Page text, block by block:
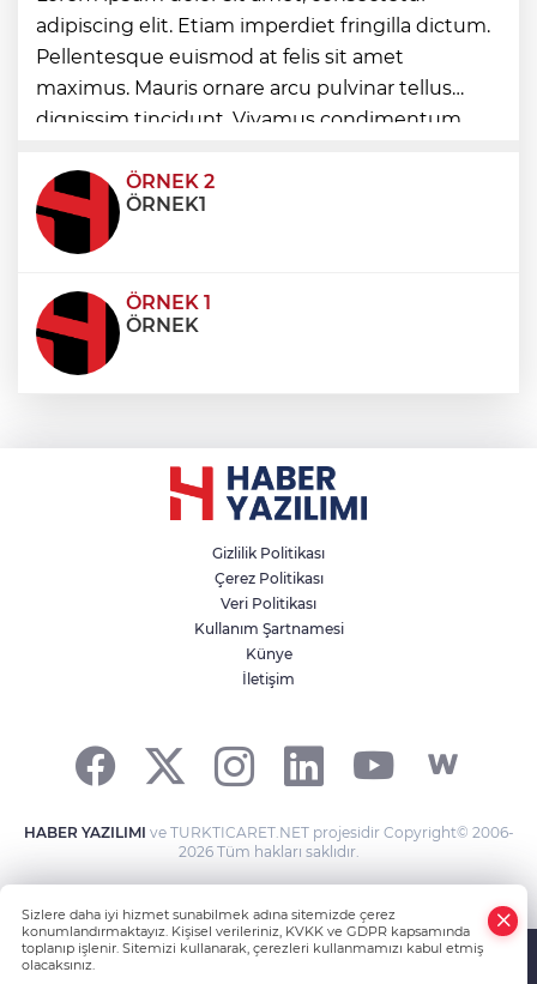
Akyazı’da sürdü
Yuntdağı’nın 10 kilometrelik yolunda
konfor çalışması
adipiscing elit. Etiam imperdiet fringilla dictum.
Pellentesque euismod at felis sit amet
maximus. Mauris ornare arcu pulvinar tellus
dignissim tincidunt. Vivamus condimentum
condimentum eros et, faucibus sapien. Praese
ÖRNEK 2
ÖRNEK1
ÖRNEK 1
ÖRNEK
Gizlilik Politikası
Çerez Politikası
Veri Politikası
Kullanım Şartnamesi
Künye
İletişim
HABER YAZILIMI ve TURKTICARET.NET projesidir Copyright© 2006-
2026 Tüm hakları saklıdır.
Sizlere daha iyi hizmet sunabilmek adına sitemizde çerez
konumlandırmaktayız. Kişisel verileriniz, KVKK ve GDPR kapsamında
toplanıp işlenir. Sitemizi kullanarak, çerezleri kullanmamızı kabul etmiş
olacaksınız.